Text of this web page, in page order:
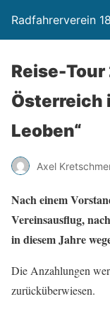
Radfahrerverein
Reise-
Österreich
Leoben“
Axel
Nach einem
Vereinsausflug,
in diesem Jahre
Die Anzahlungen
zurücküberwiesen.